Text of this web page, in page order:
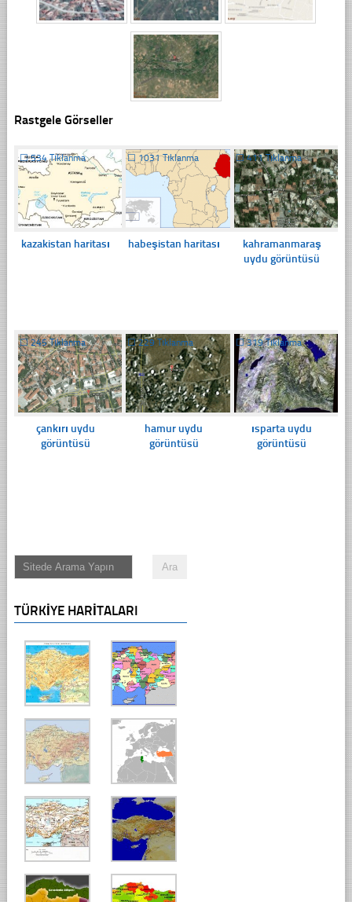
Rastgele Görseller
☐534 Tıklanma
kazakistan haritası
☐ 1031 Tıklanma
habeşistan haritası
☐411 Tıklanma
kahramanmaraş
uydu görüntüsü
☐245 Tıklanma
çankırı uydu
görüntüsü
☐229 Tıklanma
hamur uydu
görüntüsü
☐319 Tıklanma
ısparta uydu
görüntüsü
TÜRKIYE HARITALARI